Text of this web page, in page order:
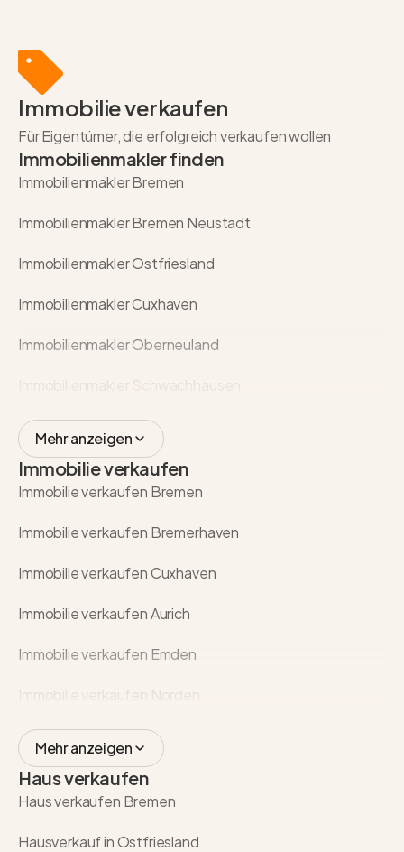
Immobilie verkaufen
Für Eigentümer, die erfolgreich verkaufen wollen
Immobilienmakler finden
Immobilienmakler Bremen
Immobilienmakler Bremen Neustadt
Immobilienmakler Ostfriesland
Immobilienmakler Cuxhaven
Immobilienmakler Oberneuland
Mehr anzeigen
Immobilie verkaufen
Immobilie verkaufen Bremen
Immobilie verkaufen Bremerhaven
Immobilie verkaufen Cuxhaven
Immobilie verkaufen Aurich
Immobilie verkaufen Emden
Mehr anzeigen
Haus verkaufen
Haus verkaufen Bremen
Hausverkauf in Ostfriesland